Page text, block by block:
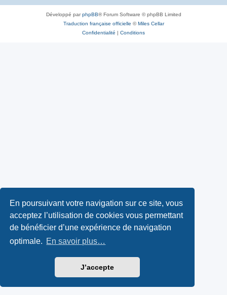
En poursuivant votre navigation sur ce site, vous
acceptez l’utilisation de cookies vous permettant
de bénéficier d’une expérience de navigation
optimale. En savoir plus…
J’accepte
Développé parphpBB® Forum Software © phpBB Limited
Traduction française officielle ©Miles Cellar
Confidentialité | Conditions